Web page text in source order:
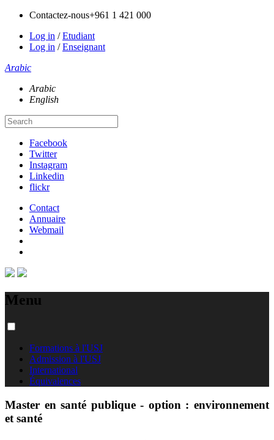
Contactez-nous+961 1 421 000
Log in /Etudiant
Log in /Enseignant
Arabic
Arabic
English
Facebook
Twitter
Instagram
Linkedin
flickr
Contact
Annuaire
Webmail
Menu
Formations à l'USJ
Admission à l'USJ
International
Équivalences
Master en santé publique - option : environnement
et santé